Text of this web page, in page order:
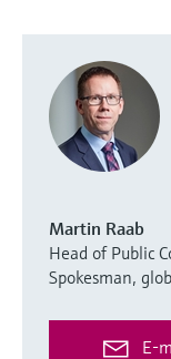
Martin Raab
Head of Public
Spokesman,
E-